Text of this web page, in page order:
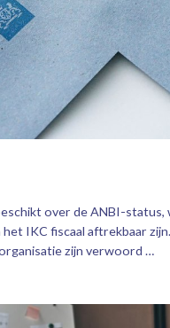
over de ANBI-status,
het IKC fiscaal aftrekbaar
zijn verwoord …